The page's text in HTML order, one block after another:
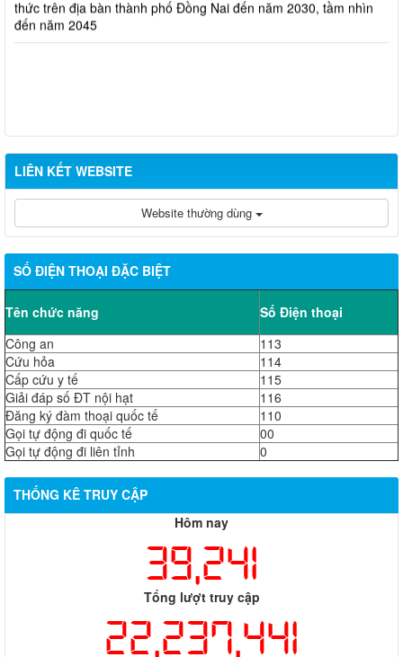
đến năm 2045
LIÊN KẾT WEBSITE
Website thường dùng
SỐ ĐIỆN THOẠI ĐẶC BIỆT
Tên chức năng
Số Điện thoại
Công an
113
Cứu hỏa
114
Cấp cứu y tế
115
Giải đáp số ĐT nội hạt
116
Đăng ký đàm thoại quốc tế
110
Gọi tự động đi quốc tế
00
Gọi tự động đi liên tỉnh
0
THỐNG KÊ TRUY CẬP
Hôm nay
39,241
Tổng lượt truy cập
22,237,441